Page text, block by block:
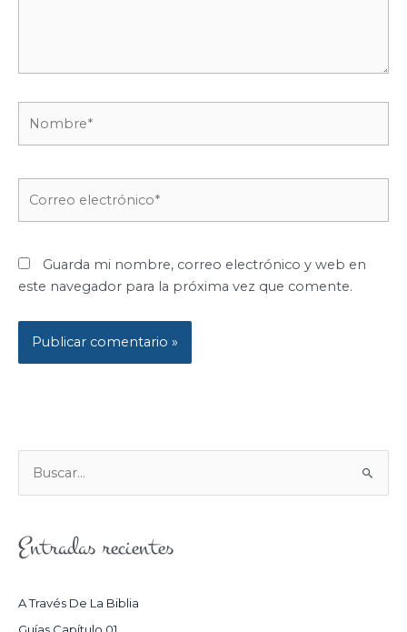
electrónico*
Guarda mi nombre, correo electrónico y web en
este navegador para la próxima vez que comente.
U
C
Entradas recientes
A Través De La Biblia